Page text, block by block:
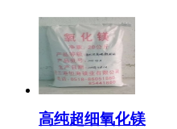
高纯超细氧化镁